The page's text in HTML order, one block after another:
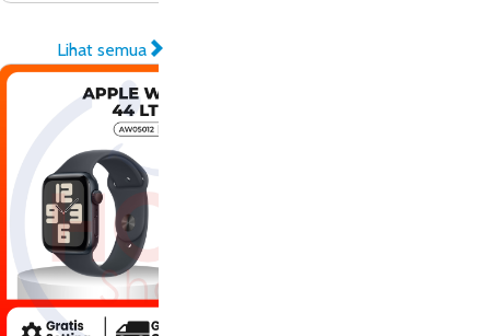
Lihat semua